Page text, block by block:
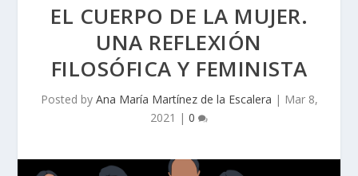
EL CUERPO DE LA MUJER.
UNA REFLEXIÓN
FILOSÓFICA Y FEMINISTA
Posted by Ana María Martínez de la Escalera | Mar 8,
2021 | 0